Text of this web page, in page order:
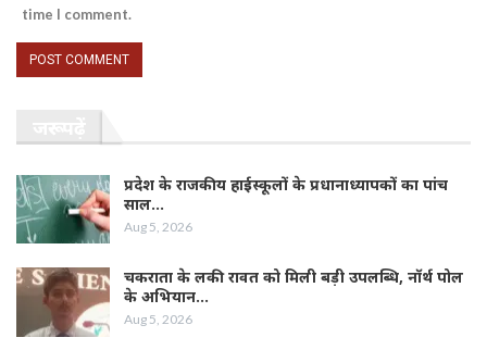
time I comment.
प्रदेश के राजकीय हाईस्कूलों के प्रधानाध्यापकों का पांच
साल…
Aug 5, 2026
चकराता के लकी रावत को मिली बड़ी उपलब्धि, नॉर्थ पोल
के अभियान…
Aug 5, 2026